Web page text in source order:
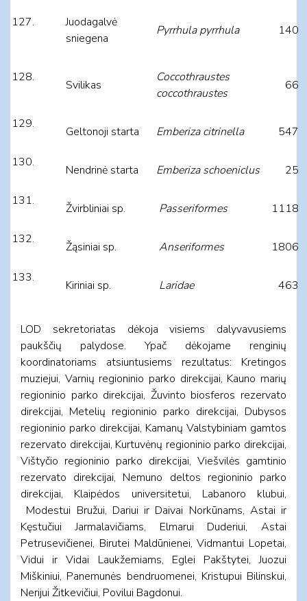
Juodagalvė
sniegena
Pyrrhula pyrrhula 140
Svilikas
Coccothraustes
coccothraustes
66
Geltonoji starta Emberiza citrinella 547
Nendrinė starta Emberiza schoeniclus 25
Žvirbliniai sp. Passeriformes 1118
Žąsiniai sp. Anseriformes 1806
Kiriniai sp. Laridae 463
LOD sekretoriatas dėkoja visiems dalyvavusiems
paukščių palydose. Ypač dėkojame renginių
koordinatoriams atsiuntusiems rezultatus: Kretingos
muziejui, Varnių regioninio parko direkcijai, Kauno marių
regioninio parko direkcijai, Žuvinto biosferos rezervato
direkcijai, Metelių regioninio parko direkcijai, Dubysos
regioninio parko direkcijai, Kamanų Valstybiniam gamtos
rezervato direkcijai, Kurtuvėnų regioninio parko direkcijai,
Vištyčio regioninio parko direkcijai, Viešvilės gamtinio
rezervato direkcijai, Nemuno deltos regioninio parko
direkcijai, Klaipėdos universitetui, Labanoro klubui,
Modestui Bružui, Dariui ir Daivai Norkūnams, Astai ir
Kęstučiui Jarmalavičiams, Elmarui Duderiui, Astai
Petrusevičienei, Birutei Maldūnienei, Vidmantui Lopetai,
Vidui ir Vidai Laukžemiams, Eglei Pakštytei, Juozui
Miškiniui, Panemunės bendruomenei, Kristupui Bilinskui,
Nerijui Žitkevičiui, Povilui Bagdonui.